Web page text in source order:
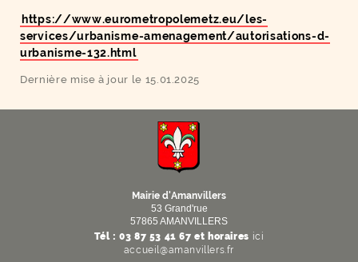
https://www.eurometropolemetz.eu/les-
services/urbanisme-amenagement/autorisations-d-
urbanisme-132.html
Dernière mise à jour le 15.01.2025
Mairie d'Amanvillers
53 Grand'rue
57865 AMANVILLERS
Tél : 03 87 53 41 67 et horaires ici
accueil@amanvillers.fr